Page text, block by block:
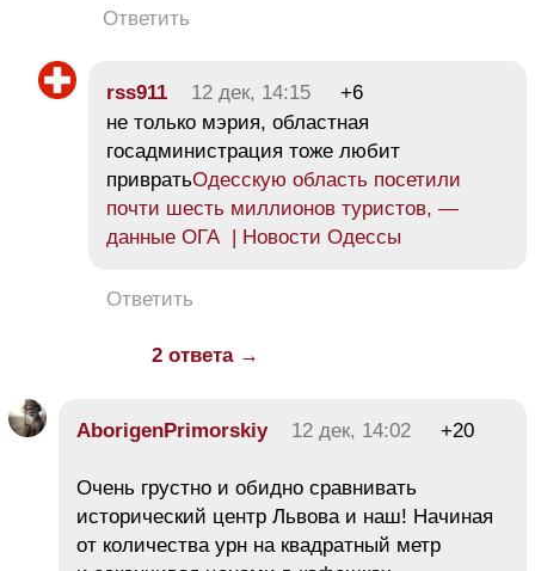
Ответить
rss911 12 дек, 14:15
+6
не только мэрия, областная
госадминистрация тоже любит
привратьОдесскую область посетили
почти шесть миллионов туристов, —
данные ОГА | Новости Одессы
Ответить
2 ответа →
AborigenPrimorskiy 12 дек, 14:02 +20
Очень грустно и обидно сравнивать
исторический центр Львова и наш! Начиная
от количества урн на квадратный метр